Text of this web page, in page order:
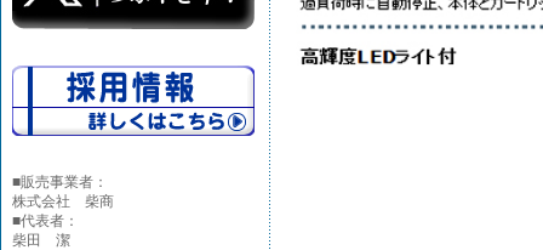
■販売事業者：
株式会社 柴商
■代表者：
柴田 潔